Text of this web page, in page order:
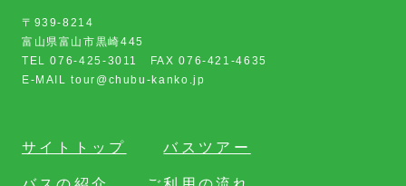
〒939-8214
富山県富山市黒崎445
TEL 076-425-3011 FAX 076-421-4635
E-MAIL tour@chubu-kanko.jp
サイトトップ バスツアー